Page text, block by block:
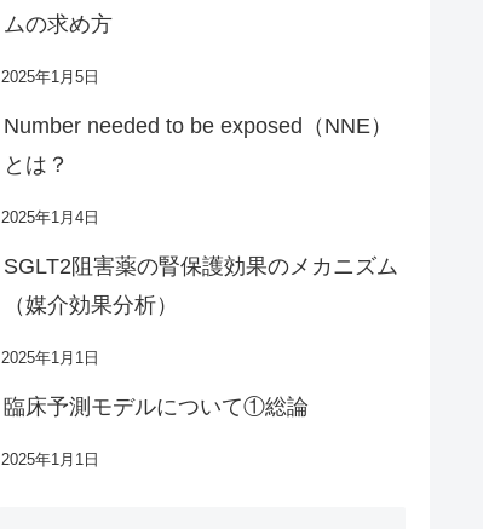
ムの求め方
2025年1月5日
Number needed to be exposed（NNE）
とは？
2025年1月4日
SGLT2阻害薬の腎保護効果のメカニズム
（媒介効果分析）
2025年1月1日
臨床予測モデルについて①総論
2025年1月1日